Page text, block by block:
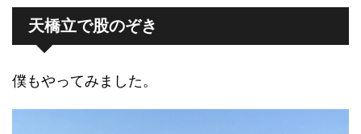
天橋立で股のぞき
僕もやってみました。